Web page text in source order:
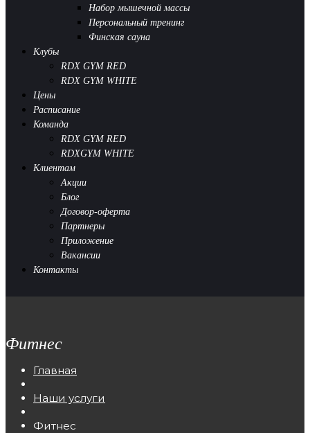
Набор мышечной массы
Персональный тренинг
Финская сауна
Клубы
RDX GYM RED
RDX GYM WHITE
Цены
Расписание
Команда
RDX GYM RED
RDXGYM WHITE
Клиентам
Акции
Блог
Договор-оферта
Партнеры
Приложение
Вакансии
Контакты
Фитнес
Главная
Наши услуги
Фитнес